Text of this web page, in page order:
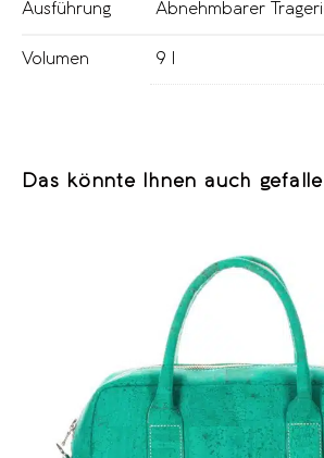
Ausführung Abnehmbarer
Volumen 9 l
Das könnte Ihnen auch